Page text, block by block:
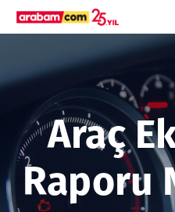
Araç
Raporu